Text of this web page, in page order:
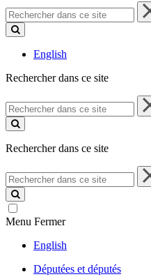
Rechercher
dans
ce
English
Rechercher dans ce site
Rechercher
dans
ce
Rechercher dans ce site
Rechercher
dans
ce
site
Menu Fermer
English
Députées et députés